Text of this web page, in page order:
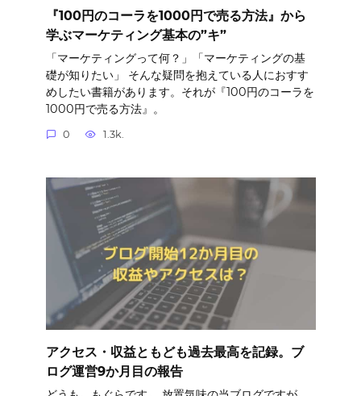
『100円のコーラを1000円で売る方法』から
学ぶマーケティング基本の”キ”
「マーケティングって何？」「マーケティングの基
礎が知りたい」 そんな疑問を抱えている人におすす
めしたい書籍があります。それが『100円のコーラを
1000円で売る方法』。
0 1.3k.
アクセス・収益ともども過去最高を記録。ブ
ログ運営9か月目の報告